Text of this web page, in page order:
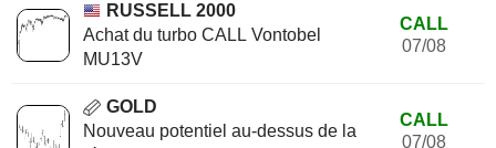
RUSSELL 2000
Achat du turbo CALL Vontobel
MU13V
CALL
07/08
GOLD
Nouveau potentiel au-dessus de la
CALL
07/08